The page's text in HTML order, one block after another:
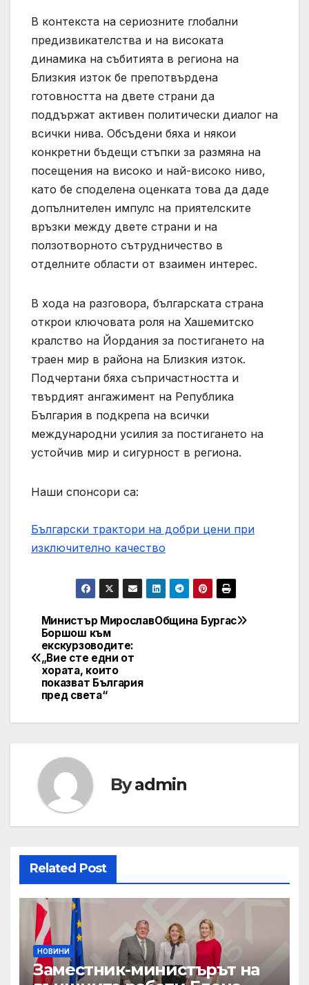
В контекста на сериозните глобални
предизвикателства и на високата
динамика на събитията в региона на
Близкия изток бе препотвърдена
готовността на двете страни да
поддържат активен политически диалог на
всички нива. Обсъдени бяха и някои
конкретни бъдещи стъпки за размяна на
посещения на високо и най-високо ниво,
като бе споделена оценката това да даде
допълнителен импулс на приятелските
връзки между двете страни и на
ползотворното сътрудничество в
отделните области от взаимен интерес.
В хода на разговора, българската страна
открои ключовата роля на Хашемитско
кралство на Йордания за постигането на
траен мир в района на Близкия изток.
Подчертани бяха съпричастността и
твърдият ангажимент на Република
България в подкрепа на всички
международни усилия за постигането на
устойчив мир и сигурност в региона.
Наши спонсори са:
Български трактори на добри цени при
изключително качество
Post
navigation
Община Бургас
Министър Мирослав
Боршош към
екскурзоводите:
„Вие сте едни от
хората, които
показват България
пред света“
Byadmin
Related Post
НОВИНИ
Заместник-министърът на